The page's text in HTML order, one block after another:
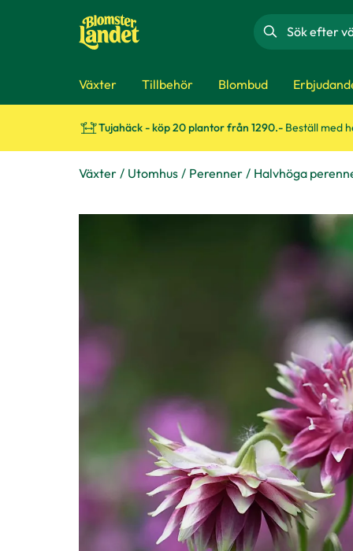
Sök
Växter Tillbehör Blombud
Tujahäck - köp 20 plantor från 1290.- Beställ med
Växter Utomhus Perenner Halvhöga